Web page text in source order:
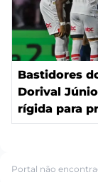
Bastidores
Dorival
rígida para
Portal não